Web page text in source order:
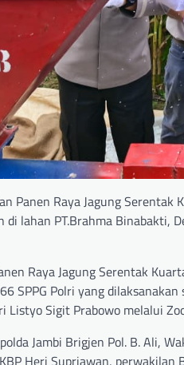
Panen Raya Jagung
lahan PT.Brahma Binabakti,
Raya Jagung Serentak
SPPG Polri yang
Listyo Sigit Prabowo melalui
Jambi Brigjen Pol. B. Ali,
Heri Supriawan,